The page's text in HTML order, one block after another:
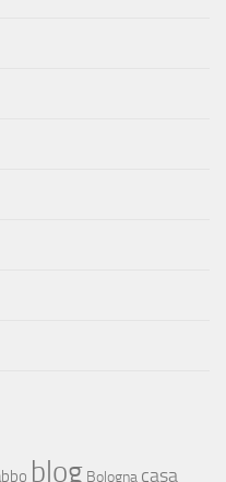
blog Bologna casa